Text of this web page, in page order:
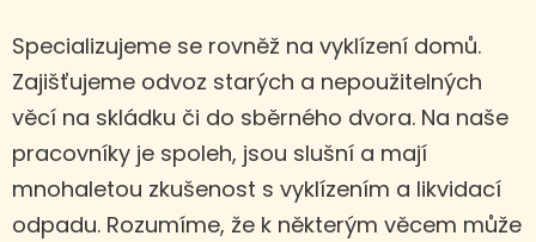
Specializujeme se rovněž na vyklízení domů.
Zajišťujeme odvoz starých a nepoužitelných
věcí na skládku či do sběrného dvora. Na naše
pracovníky je spoleh, jsou slušní a mají
mnohaletou zkušenost s vyklízením a likvidací
odpadu. Rozumíme, že k některým věcem může